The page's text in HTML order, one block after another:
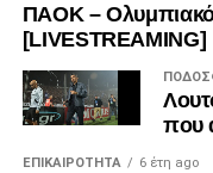
ΠΑΟΚ –
[LIVESTREAMING]
που
ΕΠΙΚΑΙΡΌΤΗΤΑ 6 έτη ago